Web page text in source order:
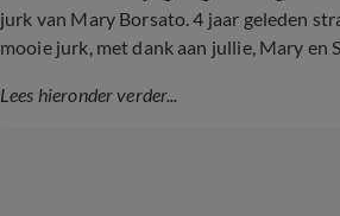
jurk van Mary Borsato. 4 jaar geleden
mooie jurk, met dank aan jullie, Mary en
Lees hieronder verder...